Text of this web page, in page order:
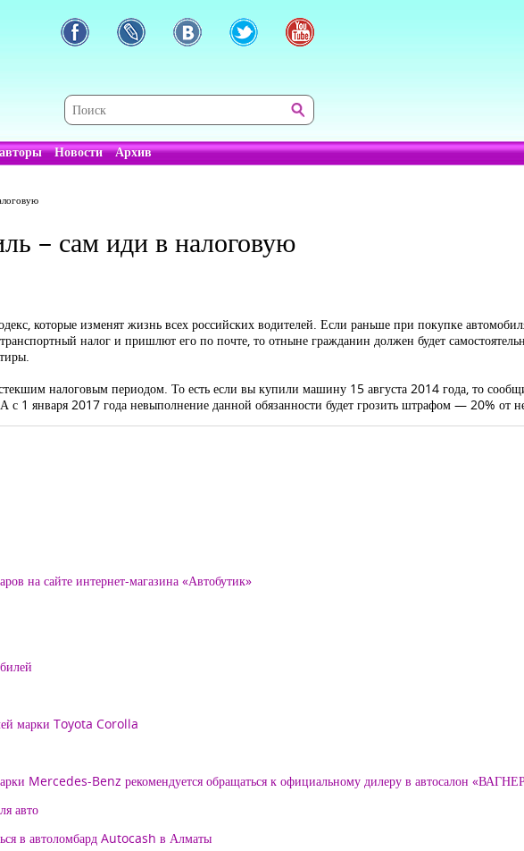
Новости Архив
– сам иди в налоговую
которые изменят жизнь всех российских водителей. Если раньше при покупке
налог и пришлют его по почте, то отныне гражданин должен будет
налоговым периодом. То есть если вы купили машину 15 августа 2014 года, то
с 1 января 2017 года невыполнение данной обязанности будет грозить штрафом — 20% от
на сайте интернет-магазина «Автобутик»
марки Toyota Corolla
Mercedes-Benz рекомендуется обращаться к официальному дилеру в автосалон
авто
в автоломбард Autocash в Алматы